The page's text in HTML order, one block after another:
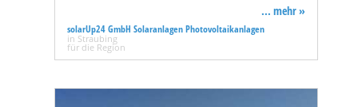
... mehr »
solarUp24 GmbH Solaranlagen Photovoltaikanlagen
in Straubing
für die Region